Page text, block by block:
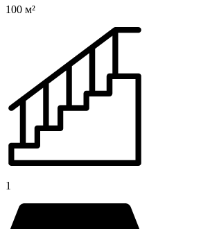
100 м²
1